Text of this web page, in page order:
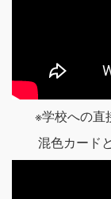
※学校への直
混色カード